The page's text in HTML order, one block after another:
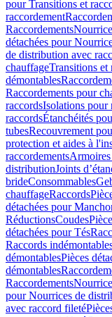
pour Transitions et
raccordement
Raccordements
détachées pour
de distribution avec
chauffageTransitions et
démontables
Raccordements pour
raccordsIsolations pour
raccordsÉtanchéités
tubesRecouvrement
protection et aides à
raccordements
distributionJoints
brideConsommables
chauffageRaccords
détachées pour
RéductionsCoudes
détachées pour Tés
Raccords
démontablesPièces
démontables
Raccordements
pour Nourrices de
avec raccord fileté